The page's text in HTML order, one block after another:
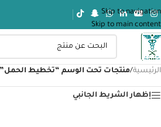
Skip to navigation
Skip to main content
الرئيسية/منتجات تحت الوسم “تخطيط الحمل”
إظهار الشريط الجانبي